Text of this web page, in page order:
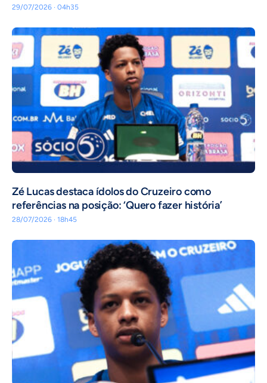
29/07/2026 · 04h35
Zé Lucas destaca ídolos do Cruzeiro como
referências na posição: ‘Quero fazer história’
28/07/2026 · 18h45